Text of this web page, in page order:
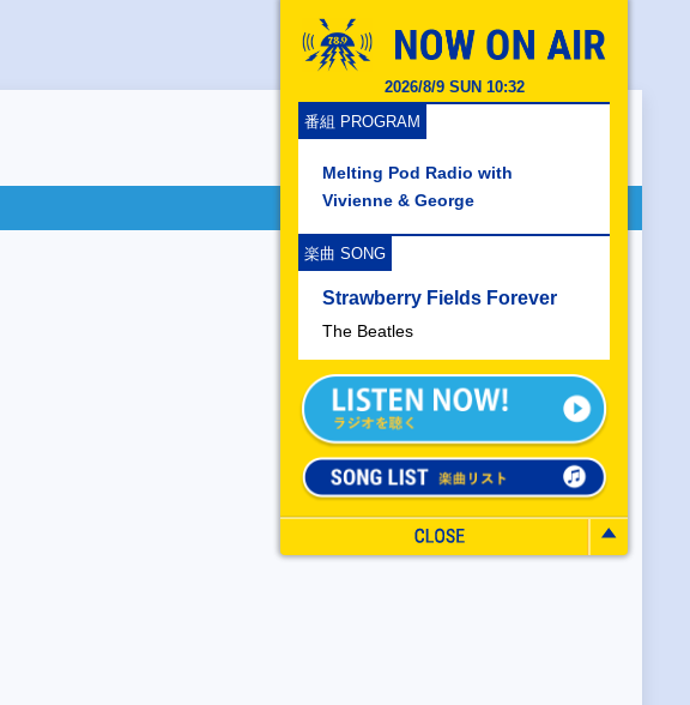
2026/8/9 SUN 10:32
番組 PROGRAM
Melting Pod Radio with
Vivienne & George
楽曲 SONG
Strawberry Fields Forever
The Beatles